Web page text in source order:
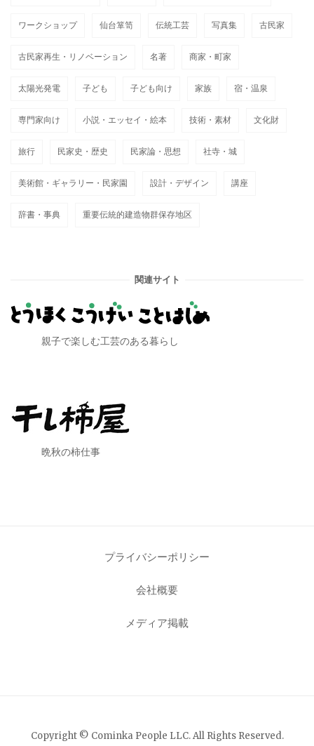
ワークショップ 仙台箪笥 伝統工芸 写真集 古民家
古民家再生・リノベーション 名著 商家・町家
太陽光発電 子ども 子ども向け 家族 宿・温泉
専門家向け 小説・エッセイ・絵本 技術・素材 文化財
旅行 民家史・歴史 民家論・思想 社寺・城
美術館・ギャラリー・民家園 設計・デザイン 講座
辞書・事典 重要伝統的建造物群保存地区
関連サイト
親子で楽しむ工芸のある暮らし
晩秋の柿仕事
プライバシーポリシー
会社概要
メディア掲載
Copyright © Cominka People LLC. All Rights Reserved.